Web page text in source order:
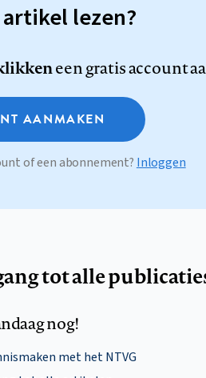
lezen?
een gratis account
AANMAKEN
of een abonnement? Inloggen
tot alle
nog!
met het NTVG